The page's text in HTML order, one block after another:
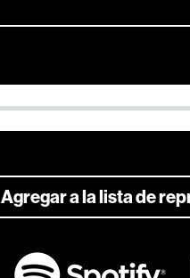
Agregar a la lista de